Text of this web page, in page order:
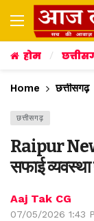
होम
Home छत्तीसगढ़
छत्तीसगढ़
Raipur
सफाई
Aaj Tak CG
07/05/2026 1:43